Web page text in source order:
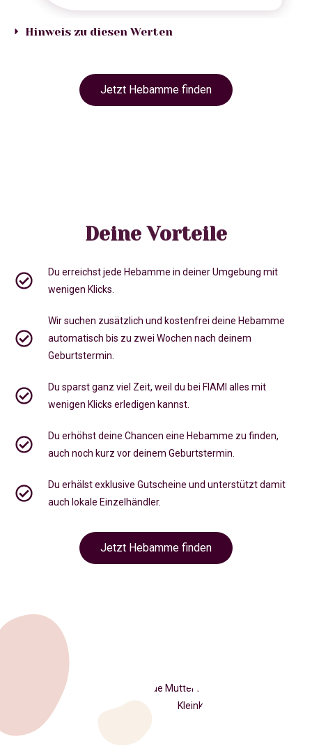
Hinweis zu diesen Werten
Jetzt Hebamme finden
Deine Vorteile
Du erreichst jede Hebamme in deiner Umgebung mit
wenigen Klicks.
Wir suchen zusätzlich und kostenfrei deine Hebamme
automatisch bis zu zwei Wochen nach deinem
Geburtstermin.
Du sparst ganz viel Zeit, weil du bei FIAMI alles mit
wenigen Klicks erledigen kannst.
Du erhöhst deine Chancen eine Hebamme zu finden,
auch noch kurz vor deinem Geburtstermin
Du erhälst exklusive Gutscheine und unterstützt damit
auch lokale Einzelhändler.
Jetzt Hebamme finden